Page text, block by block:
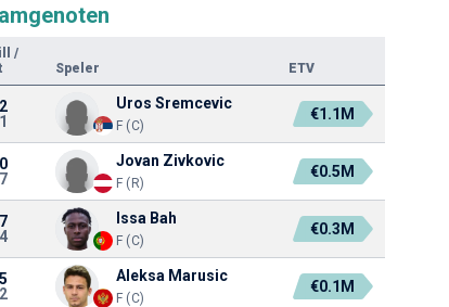
/
Speler ETV
Uros Sremcevic
F (C)
€1.1M
Jovan Zivkovic
F (R)
€0.5M
Issa Bah
F (C)
€0.3M
Aleksa Marusic
F (C)
€0.1M